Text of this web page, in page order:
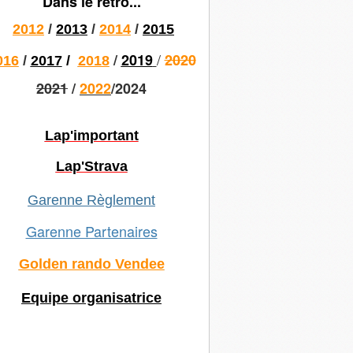
2012 / 2013 / 2014 / 2015
/ 2017/ 2018 / 2019 /2020
2021/2022/2024
Lap'important
Lap'Strava
Garenne Règlement
Garenne Partenaires
Golden rando Vendee
Equipe organisatrice